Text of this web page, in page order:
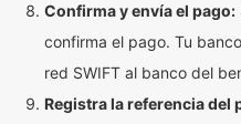
Confirma y envía el pago:
confirma el pago. Tu
red SWIFT al banco del
Registra la referencia del